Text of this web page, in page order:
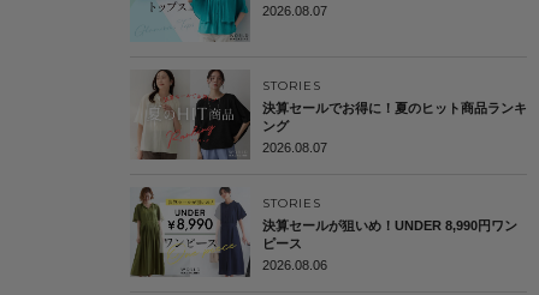
2026.08.07
STORIES
決算セールでお得に！夏のヒット商品ランキ
ング
2026.08.07
STORIES
決算セールが狙いめ！UNDER 8,990円ワン
ピース
2026.08.06